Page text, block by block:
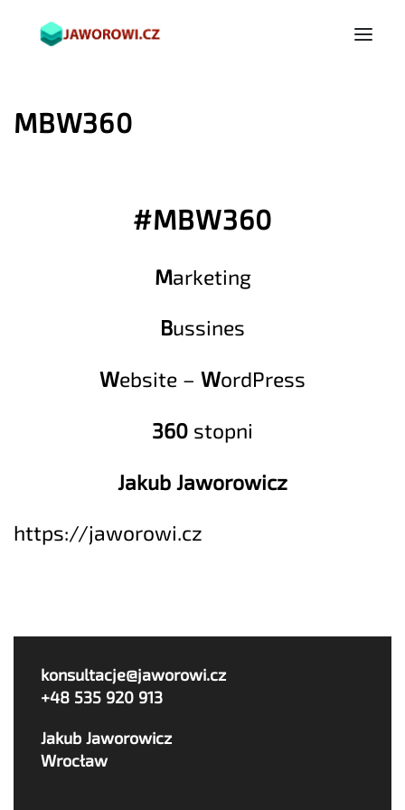
MBW360
#MBW360
Marketing
Bussines
Website –WordPress
360stopni
Jakub Jaworowicz
https://jaworowi.cz
konsultacje@jaworowi.cz
+48 535 920 913
Jakub Jaworowicz
Wrocław